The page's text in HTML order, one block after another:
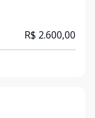
R$ 2.600,00